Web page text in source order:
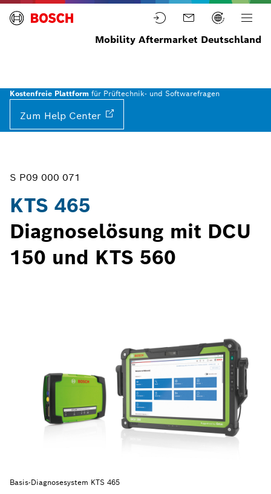
Mobility Aftermarket Deutschland
Kostenfreie Plattform für Prüftechnik- und Softwarefragen
Zum Help Center
S P09 000 071
KTS 465
Diagnoselösung mit DCU
150 und KTS 560
Basis-Diagnosesystem KTS 465